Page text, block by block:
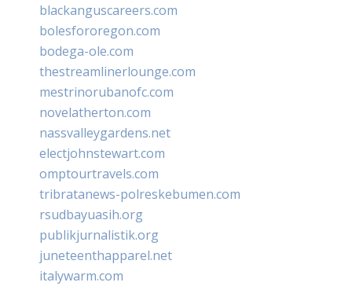
blackanguscareers.com
bolesfororegon.com
bodega-ole.com
thestreamlinerlounge.com
mestrinorubanofc.com
novelatherton.com
nassvalleygardens.net
electjohnstewart.com
omptourtravels.com
tribratanews-polreskebumen.com
rsudbayuasih.org
publikjurnalistik.org
juneteenthapparel.net
italywarm.com